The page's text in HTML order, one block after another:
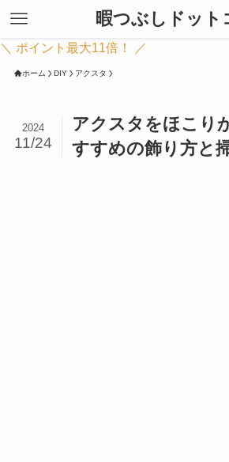
暇つぶしドット
＼ ポイント最大11倍！ ／
ホーム DIY アクスタ
アクスタをほこり
すすめの飾り方と
2024
11/24